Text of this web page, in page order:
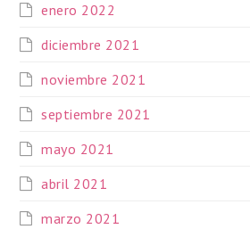
enero 2022
diciembre 2021
noviembre 2021
septiembre 2021
mayo 2021
abril 2021
marzo 2021